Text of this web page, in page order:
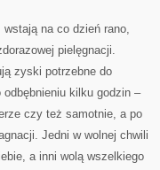
ZALEŻY
OD
ORAZ
na co dzień rano,
pielęgnacji.
zyski potrzebne do
kilku godzin –
czy też samotnie, a po
Jedni w wolnej chwili
a inni wolą wszelkiego